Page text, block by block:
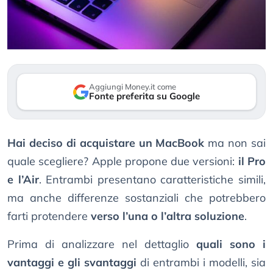
Aggiungi Money.it come
Fonte preferita su Google
Hai deciso di acquistare un MacBook ma non sai
quale scegliere? Apple propone due versioni: il Pro
e l’Air. Entrambi presentano caratteristiche simili,
ma anche differenze sostanziali che potrebbero
farti protendere verso l’una o l’altra soluzione.
Prima di analizzare nel dettaglio quali sono i
vantaggi e gli svantaggi di entrambi i modelli, sia